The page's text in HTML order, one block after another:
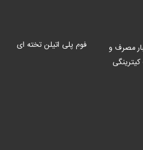
مصرف و
فوم پلی اتیلن تخته ای